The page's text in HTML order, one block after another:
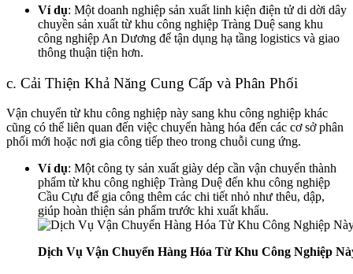
Ví dụ: Một doanh nghiệp sản xuất linh kiện điện tử di dời dây
chuyền sản xuất từ khu công nghiệp Tràng Duệ sang khu
công nghiệp An Dương để tận dụng hạ tầng logistics và giao
thông thuận tiện hơn.
c. Cải Thiện Khả Năng Cung Cấp và Phân Phối
Vận chuyển từ khu công nghiệp này sang khu công nghiệp khác
cũng có thể liên quan đến việc chuyển hàng hóa đến các cơ sở phân
phối mới hoặc nơi gia công tiếp theo trong chuỗi cung ứng.
Ví dụ: Một công ty sản xuất giày dép cần vận chuyển thành
phẩm từ khu công nghiệp Tràng Duệ đến khu công nghiệp
Cầu Cựu để gia công thêm các chi tiết nhỏ như thêu, dập,
giúp hoàn thiện sản phẩm trước khi xuất khẩu.
Dịch Vụ Vận Chuyển Hàng Hóa Từ Khu Công Nghiệp